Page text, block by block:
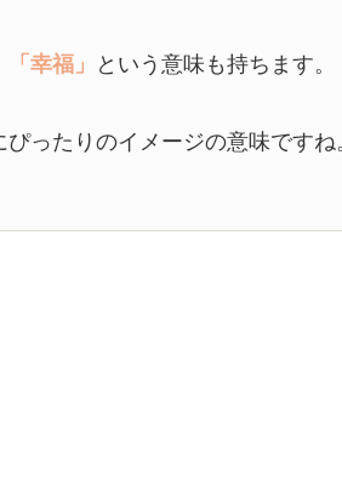
「幸福」 という意味も持ちます。
ったりのイメージの意味ですね